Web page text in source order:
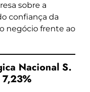
sobre a
confiança da
negócio frente ao
Nacional S.